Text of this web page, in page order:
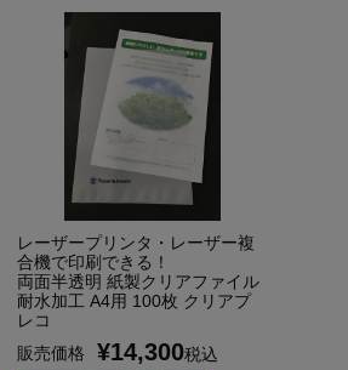
レーザープリンタ・レーザー複
合機で印刷できる！
両面半透明 紙製クリアファイル
耐水加工 A4用 100枚 クリアプ
レコ
販売価格
¥14,300税込